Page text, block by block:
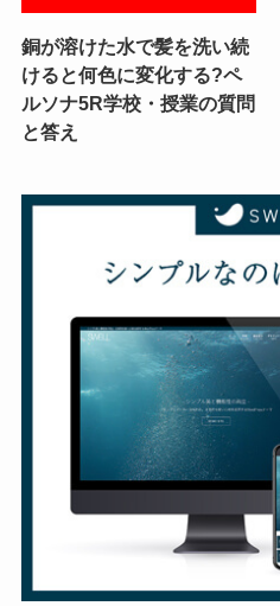
銅が溶けた水で髪を洗い続
けると何色に変化する?ペ
ルソナ5R学校・授業の質問
と答え